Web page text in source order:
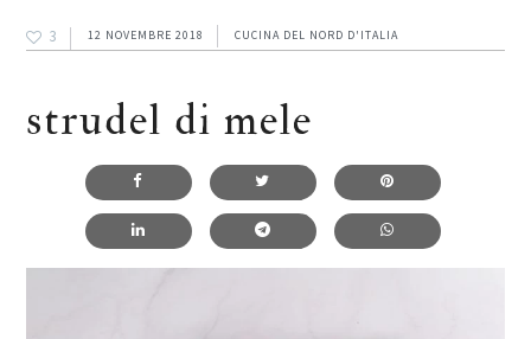
3 12 NOVEMBRE 2018 CUCINA DEL NORD D'ITALIA
strudel di mele